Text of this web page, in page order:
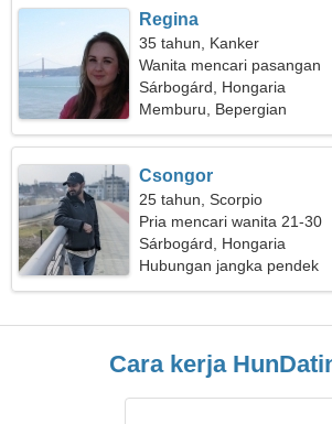
Regina
35 tahun, Kanker
Wanita mencari pasangan
Sárbogárd, Hongaria
Memburu, Bepergian
Csongor
25 tahun, Scorpio
Pria mencari wanita 21-30
Sárbogárd, Hongaria
Hubungan jangka pendek
Cara kerja